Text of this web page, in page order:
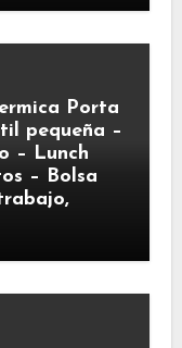
Porta
pequeña –
– Lunch
– Bolsa